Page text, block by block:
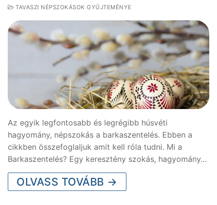
TAVASZI NÉPSZOKÁSOK GYŰJTEMÉNYE
Az egyik legfontosabb és legrégibb húsvéti
hagyomány, népszokás a barkaszentelés. Ebben a
cikkben összefoglaljuk amit kell róla tudni. Mi a
Barkaszentelés? Egy keresztény szokás, hagyomány…
OLVASS TOVÁBB →